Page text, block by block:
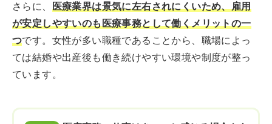
さらに、 医療業界は景気に左右されにくいため、雇用
が安定しやすいのも医療事務として働くメリットの一
つです。女性が多い職種であることから、職場によっ
ては結婚や出産後も働き続けやすい環境や制度が整っ
ています。